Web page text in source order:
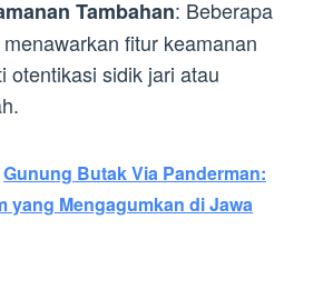
Tambahan: Beberapa
fitur keamanan
otentikasi sidik jari atau
Gunung Butak Via Panderman:
yang Mengagumkan di Jawa